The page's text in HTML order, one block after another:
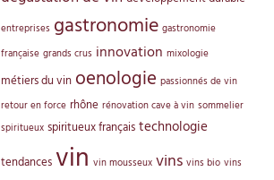
entreprises gastronomie gastronomie
française grands crus innovation mixologie
métiers du vin oenologie passionnés de vin
retour en force rhône rénovation cave à vin sommelier
spiritueux spiritueux français technologie
tendances vin vin mousseux vins vins bio vins